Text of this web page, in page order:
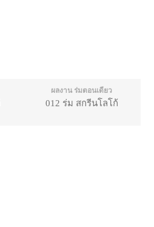
ผลงาน ร่มตอนเดียว
012 ร่ม สกรีนโลโก้